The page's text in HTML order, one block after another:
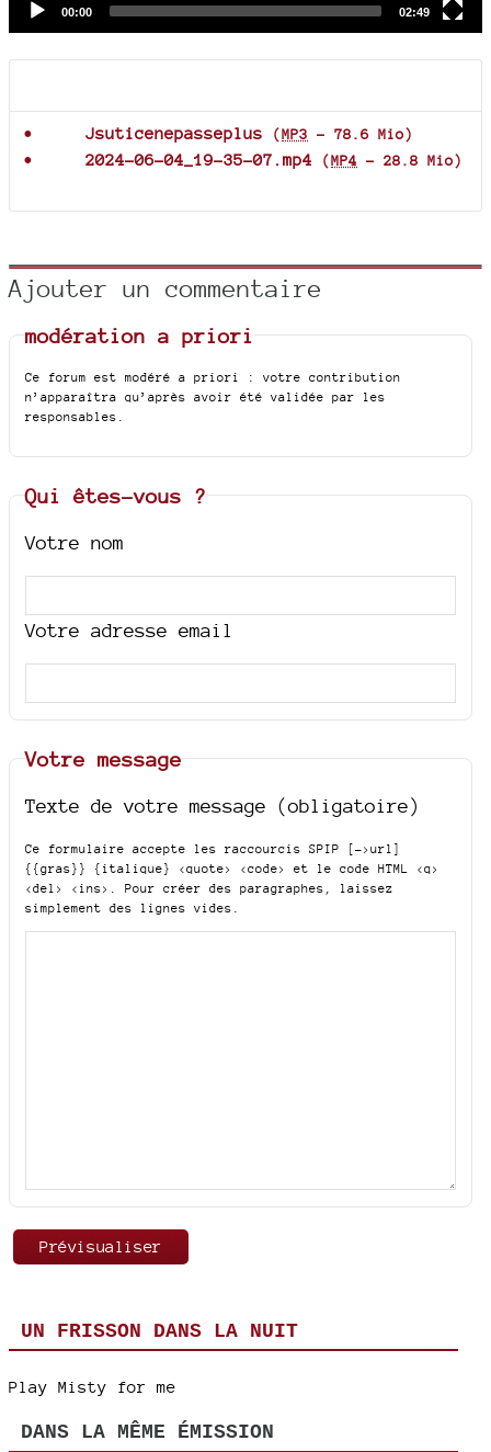
Current
00:00
Total
duration
02:49
Jsuticenepasseplus (MP3 - 78.6 Mio)
2024-06-04_19-35-07.mp4 (MP4 - 28.8 Mio)
Ajouter un commentaire
modération a priori
Ce forum est modéré a priori : votre contribution
n’apparaîtra qu’après avoir été validée par les
responsables.
Qui êtes-vous ?
Votre nom
Votre adresse email
Votre message
Texte de votre message (obligatoire)
Ce formulaire accepte les raccourcis SPIP
[->url]
{{gras}} {italique} <quote> <code>
et le code HTML <q>
<del> <ins> . Pour créer des paragraphes, laissez
simplement des lignes vides.
UN FRISSON DANS LA NUIT
Play Misty for me
DANS LA MÊME ÉMISSION